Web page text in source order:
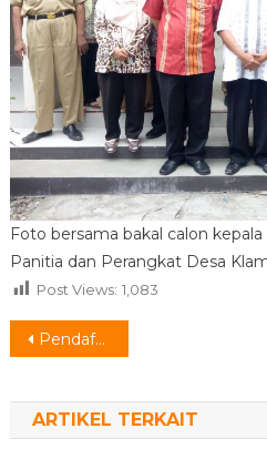
Foto bersama bakal calon
Panitia dan Perangkat Desa
Post Views: 1,083
Navigasi
Pendaftaran Bakal Calon Kepala Desa Klampok : AGUS SUPRIONO
ARTIKEL TERKAIT